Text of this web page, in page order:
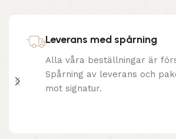
Leverans med spårning
Alla våra beställningar är
Spårning av leverans och
mot signatur.